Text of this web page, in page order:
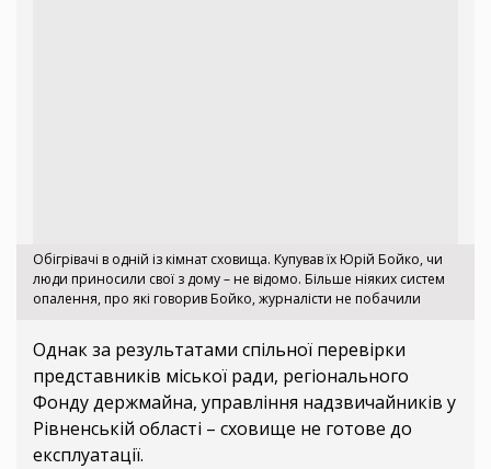
Обігрівачі в одній із кімнат сховища. Купував їх Юрій Бойко, чи
люди приносили свої з дому – не відомо. Більше ніяких систем
опалення, про які говорив Бойко, журналісти не побачили
Однак за результатами спільної перевірки
представників міської ради, регіонального
Фонду держмайна, управління надзвичайників у
Рівненській області – сховище не готове до
експлуатації.